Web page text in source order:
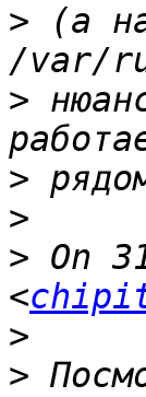
> (а
>
>
>
> On
<
>
>